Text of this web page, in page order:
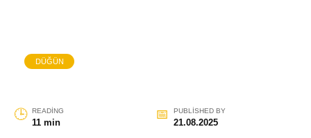
DÜĞÜN
READING
11 min
PUBLISHED BY
21.08.2025